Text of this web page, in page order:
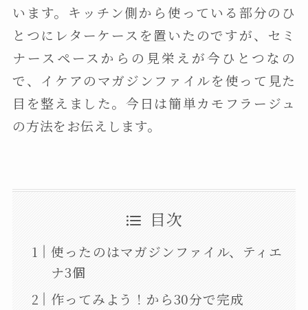
います。 キッチン側から使っている部分のひ
とつにレターケースを置いたのですが、セミ
ナースペースからの見栄えが今ひとつなの
で、イケアのマガジンファイルを使って見た
目を整えました。今日は簡単カモフラージュ
の方法をお伝えします。
目次
使ったのはマガジンファイル、ティエ
ナ3個
作ってみよう！から30分で完成